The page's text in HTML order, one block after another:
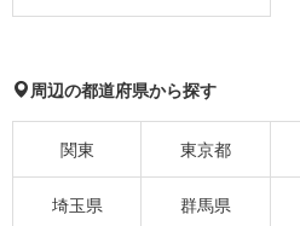
周辺の都道府県から探す
関東 東京都
埼玉県 群馬県